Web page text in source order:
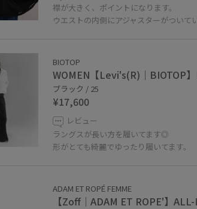
襟が大きく、ポイントになります。
ウエストの内側にアジャスターがついて
BIOTOP
WOMEN【Levi's(R)｜BIOTOP
ブラック / 25
¥17,600
レビュー
ラングスが長い方を履いてます◎
形がとても綺麗でゆったり履いてます。
ADAM ET ROPÉ FEMME
【Zoff｜ADAM ET ROPE'】